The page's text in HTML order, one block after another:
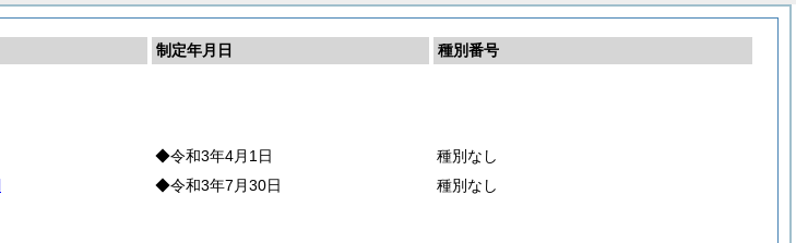
制定年月日
種別番号
◆令和3年4月1日
種別なし
◆令和3年7月30日 種別なし